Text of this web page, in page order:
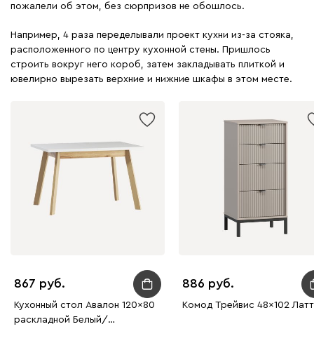
пожалели об этом, без сюрпризов не обошлось.
Например, 4 раза переделывали проект кухни из-за стояка,
расположенного по центру кухонной стены. Пришлось
строить вокруг него короб, затем закладывать плиткой и
ювелирно вырезать верхние и нижние шкафы в этом месте.
867
Кухонный стол Авалон 120x80
раскладной Белый/
886
Комод Трейвис 48x102